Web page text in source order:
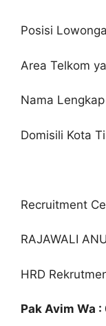
Posisi
Area Telkom
Nama
Domisili Kota
Recruitment
RAJAWALI
HRD
Pak Avim Wa